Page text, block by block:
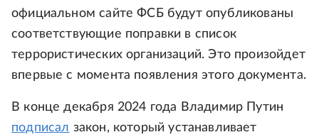
официальном сайте ФСБ будут опубликованы
соответствующие поправки в список
террористических организаций. Это произойдет
впервые с момента появления этого документа.
В конце декабря 2024 года Владимир Путин
подписал закон, который устанавливает